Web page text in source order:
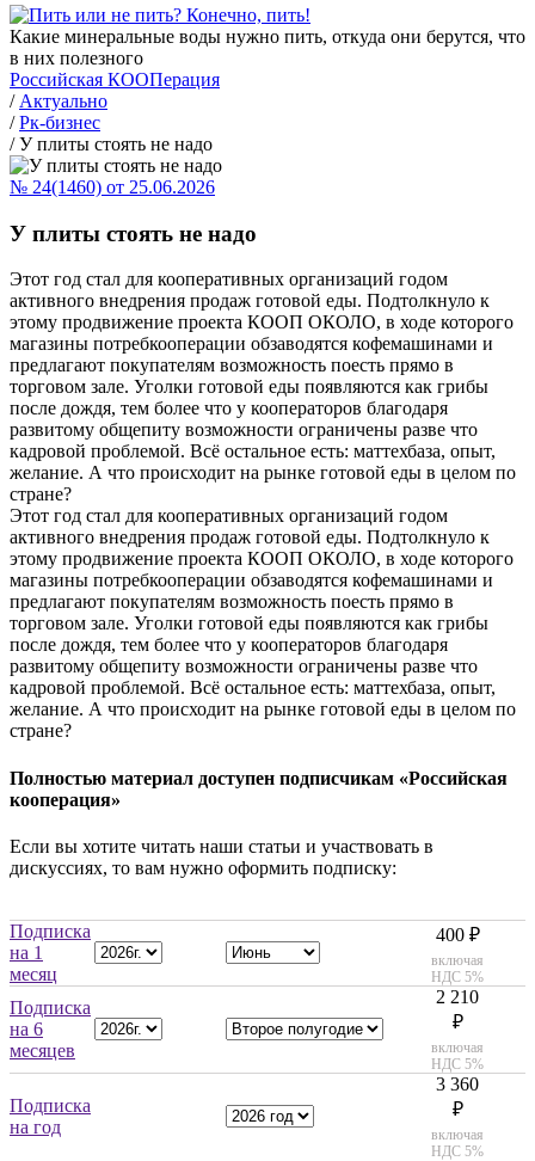
Какие минеральные воды нужно пить, откуда они берутся, что
в них полезного
Российская КООПерация
/ Актуально
/ Рк-бизнес
/ У плиты стоять не надо
№ 24(1460) от 25.06.2026
У плиты стоять не надо
Этот год стал для кооперативных организаций годом
активного внедрения продаж готовой еды. Подтолкнуло к
этому продвижение проекта КООП ОКОЛО, в ходе которого
магазины потребкооперации обзаводятся кофемашинами и
предлагают покупателям возможность поесть прямо в
торговом зале. Уголки готовой еды появляются как грибы
после дождя, тем более что у кооператоров благодаря
развитому общепиту возможности ограничены разве что
кадровой проблемой. Всё остальное есть: маттехбаза, опыт,
желание. А что происходит на рынке готовой еды в целом по
стране?
Этот год стал для кооперативных организаций годом
активного внедрения продаж готовой еды. Подтолкнуло к
этому продвижение проекта КООП ОКОЛО, в ходе которого
магазины потребкооперации обзаводятся кофемашинами и
предлагают покупателям возможность поесть прямо в
торговом зале. Уголки готовой еды появляются как грибы
после дождя, тем более что у кооператоров благодаря
развитому общепиту возможности ограничены разве что
кадровой проблемой. Всё остальное есть: маттехбаза, опыт,
желание. А что происходит на рынке готовой еды в целом по
стране?
Полностью материал доступен подписчикам «Российская
кооперация»
Если вы хотите читать наши статьи и участвовать в
дискуссиях, то вам нужно оформить подписку:
Подписка
на 1
месяц
400 ₽
включая
НДС 5%
Подписка
на 6
месяцев
2 210
₽
включая
НДС 5%
Подписка
на год
3 360
₽
включая
НДС 5%